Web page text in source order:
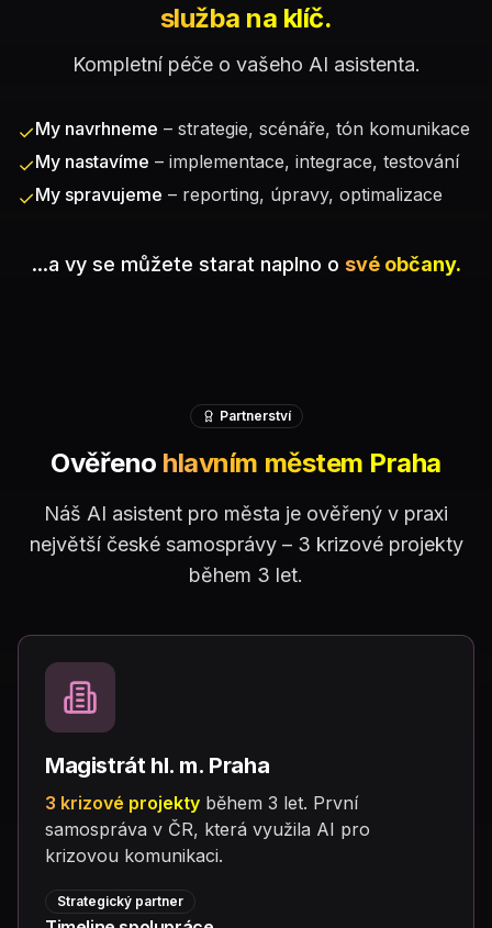
služba na klíč.
Kompletní péče o vašeho AI asistenta.
✓My navrhneme – strategie, scénáře, tón komunikace
✓My nastavíme – implementace, integrace, testování
✓My spravujeme – reporting, úpravy, optimalizace
...a vy se můžete starat naplno o své občany.
Partnerství
Ověřeno hlavním městem Praha
Náš AI asistent pro města je ověřený v praxi
největší české samosprávy – 3 krizové projekty
během 3 let.
Magistrát hl. m. Praha
3 krizové projekty během 3 let. První
samospráva v ČR, která využila AI pro
krizovou komunikaci.
Strategický partner